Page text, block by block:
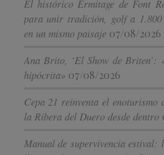
El histórico Ermitage de Font
para unir tradición, golf a
en un mismo paisaje 07/08/2026
Ana Brito, ‘El Show de Briten’:
hipócrita» 07/08/2026
Cepa 21 reinventa el
la Ribera del Duero desde dentro
Manual de supervivencia estival: